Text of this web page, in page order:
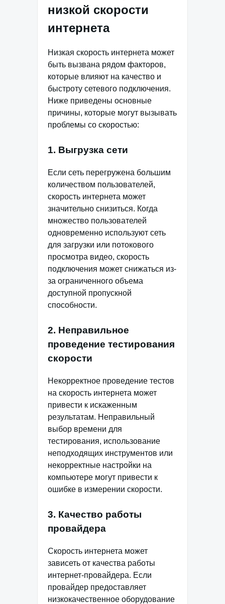
низкой скорости
интернета
Низкая скорость интернета может
быть вызвана рядом факторов,
которые влияют на качество и
быстроту сетевого подключения.
Ниже приведены основные
причины, которые могут вызывать
проблемы со скоростью:
1. Выгрузка сети
Если сеть перегружена большим
количеством пользователей,
скорость интернета может
значительно снизиться. Когда
множество пользователей
одновременно используют сеть
для загрузки или потокового
просмотра видео, скорость
подключения может снижаться из-
за ограниченного объема
доступной пропускной
способности.
2. Неправильное
проведение тестирования
скорости
Некорректное проведение тестов
на скорость интернета может
привести к искаженным
результатам. Неправильный
выбор времени для
тестирования, использование
неподходящих инструментов или
некорректные настройки на
компьютере могут привести к
ошибке в измерении скорости.
3. Качество работы
провайдера
Скорость интернета может
зависеть от качества работы
интернет-провайдера. Если
провайдер предоставляет
низкокачественное оборудование